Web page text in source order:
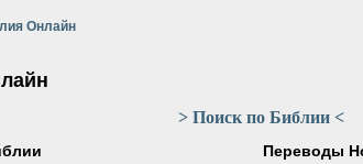
Онлайн
> Поиск по Библии <
Переводы